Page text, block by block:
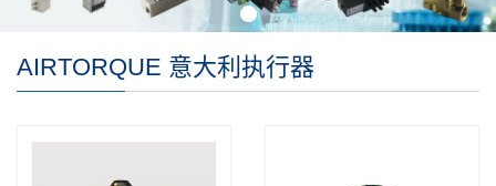
AIRTORQUE 意大利执行器